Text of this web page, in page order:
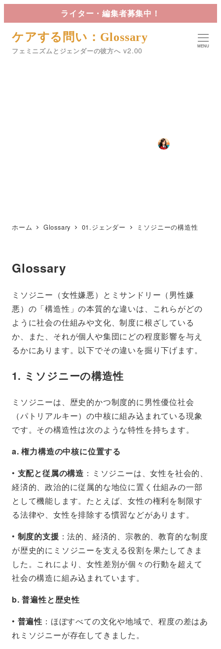
イ
ライター・編集者募集中！
ケアする問い：Glossary
フェミニズムとジェンダーの彼方へ
MENU
著
ホーム Glossary 01.ジェンダー ミソジニーの構造性
Glossary
ミソジニー（女性嫌悪）とミサンドリー（男性嫌
悪）の「構造性」の本質的な違いは、これらがどの
ように社会の仕組みや文化、制度に根ざしている
か、また、それが個人や集団にどの程度影響を与え
るかにあります。以下でその違いを掘り下げます。
1. ミソジニーの構造性
ミソジニーは、歴史的かつ制度的に男性優位社会
（パトリアルキー）の中核に組み込まれている現象
です。その構造性は次のような特性を持ちます。
a. 権力構造の中核に位置する
• 支配と従属の構造 ：ミソジニーは、女性を社会的、
経済的、政治的に従属的な地位に置く仕組みの一部
として機能します。たとえば、女性の権利を制限す
る法律や、女性を排除する慣習などがあります。
• 制度的支援 ：法的、経済的、宗教的、教育的な制度
が歴史的にミソジニーを支える役割を果たしてきま
した。これにより、女性差別が個々の行動を超えて
社会の構造に組み込まれています。
b. 普遍性と歴史性
• 普遍性 ：ほぼすべての文化や地域で、程度の差はあ
れミソジニーが存在してきました。